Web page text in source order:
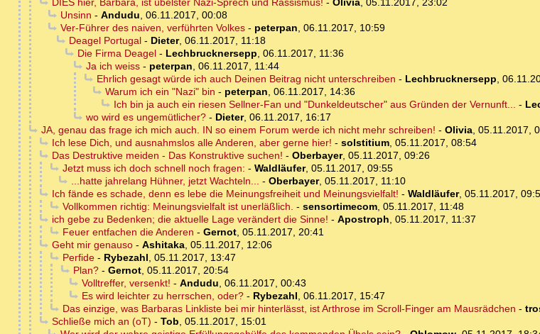
DIES hier, Barbara, ist übelster Nazi-Sprech und Rassismus! - Olivia, 05.11.2017, 23:02
Unsinn - Andudu, 06.11.2017, 00:08
Ver-Führer des naiven, verführten Volkes- peterpan, 06.11.2017, 10:59
Deagel Portugal- Dieter, 06.11.2017, 11:18
Die Firma Deagel- Lechbrucknersepp, 06.11.2017, 11:36
Ja ich weiss- peterpan, 06.11.2017, 11:44
Ehrlich gesagt würde ich auch Deinen Beitrag nicht unterschreiben - Lechbrucknersepp,
Warum ich ein "Nazi" bin - peterpan, 06.11.2017, 14:36
Ich bin ja auch ein riesen Sellner-Fan und "Dunkeldeutscher" aus Gründen der Vernunft... -
wo wird es ungemütlicher?- Dieter, 06.11.2017, 16:17
JA, genau das frage ich mich auch. IN so einem Forum werde ich nicht mehr schreiben! - Olivia, 05.11.2017,
Ich lese Dich, und ausnahmslos alle Anderen, aber gerne hier! - solstitium, 05.11.2017, 08:54
Das Destruktive meiden - Das Konstruktive suchen! - Oberbayer, 05.11.2017, 09:26
Jetzt muss ich doch schnell noch fragen: - Waldläufer, 05.11.2017, 09:55
...hatte jahrelang Hühner, jetzt Wachteln... - Oberbayer, 05.11.2017, 11:10
Ich fände es schade, denn es lebe die Meinungsfreiheit und Meinungsvielfalt! - Waldläufer, 05.11.2017,
Vollkommen richtig: Meinungsvielfalt ist unerläßlich. - sensortimecom, 05.11.2017, 11:48
ich gebe zu Bedenken; die aktuelle Lage verändert die Sinne! - Apostroph, 05.11.2017, 11:37
Feuer entfachen die Anderen - Gernot, 05.11.2017, 20:41
Geht mir genauso- Ashitaka, 05.11.2017, 12:06
Perfide- Rybezahl, 05.11.2017, 13:47
Plan?- Gernot, 05.11.2017, 20:54
Volltreffer, versenkt! - Andudu, 06.11.2017, 00:43
Es wird leichter zu herrschen, oder?- Rybezahl, 06.11.2017, 15:47
Das einzige, was Barbaras Linkliste bei mir hinterlässt, ist Arthrose im Scroll-Finger am Mausrädchen -
Schließe mich an (oT) - Tob, 05.11.2017, 15:01